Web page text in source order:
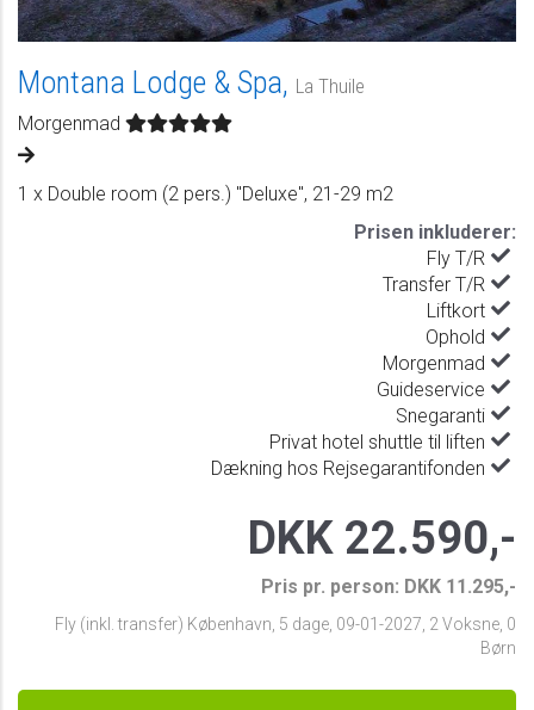
Montana Lodge & Spa, La Thuile
Morgenmad
1 x Double room (2 pers.) "Deluxe", 21-29 m2
DKK 22.590,-
Pris pr. person: DKK 11.295,-
Fly (inkl. transfer) København 5 dage 09-01-2027 2 Voksne, 0
Børn
Prisen inkluderer:
Fly T/R
Transfer T/R
Liftkort
Ophold
Morgenmad
Guideservice
Snegaranti
Privat hotel shuttle til liften
Dækning hos Rejsegarantifonden